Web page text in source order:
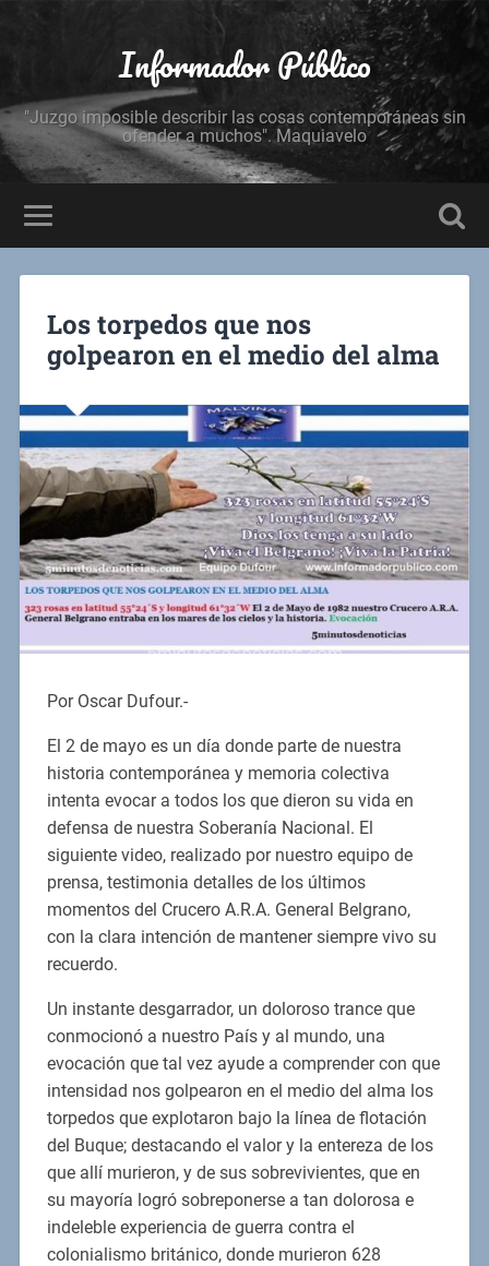
Informador Público
"Juzgo imposible describir las cosas contemporáneas sin
ofender a muchos". Maquiavelo
Los torpedos que nos
golpearon en el medio del alma
Por Oscar Dufour.-
El 2 de mayo es un día donde parte de nuestra
historia contemporánea y memoria colectiva
intenta evocar a todos los que dieron su vida en
defensa de nuestra Soberanía Nacional. El
siguiente video, realizado por nuestro equipo de
prensa, testimonia detalles de los últimos
momentos del Crucero A.R.A. General Belgrano,
con la clara intención de mantener siempre vivo su
recuerdo.
Un instante desgarrador, un doloroso trance que
conmocionó a nuestro País y al mundo, una
evocación que tal vez ayude a comprender con que
intensidad nos golpearon en el medio del alma los
torpedos que explotaron bajo la línea de flotación
del Buque; destacando el valor y la entereza de los
que allí murieron, y de sus sobrevivientes, que en
su mayoría logró sobreponerse a tan dolorosa e
indeleble experiencia de guerra contra el
colonialismo británico, donde murieron 628